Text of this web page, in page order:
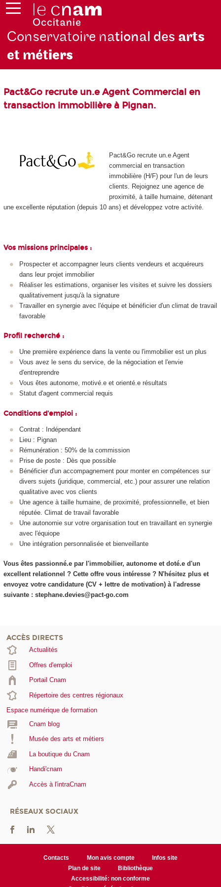
Conservatoire national des arts
et métiers
Pact&Go recrute un.e Agent Commercial en
transaction immobilière à Pignan.
Pact&Go recrute un.e Agent
commercial en transaction
immobilière (H/F) pour l'un de leurs
clients. Rejoignez une agence de
proximité, à taille humaine, détenant
une excellente réputation (depuis 10 ans) et développez votre activité.
Vos missions principales :
Prospecter et accompagner leurs clients vendeurs et acquéreurs
dans leur projet immobilier
Réaliser les estimations, organiser les visites et suivre les dossiers
qualitativement jusqu'à la signature
Travailler en synergie avec l'équipe et bénéficier d'un climat de travail
favorable
Profil recherché :
Une première expérience dans la vente ou l'immobilier est un plus
Vous avez le sens du service, de la négociation et l'envie
d'entreprendre
Vous êtes autonome, motivé.e et orienté.e résultats
Statut d'agent commercial requis
Conditions d'emploi :
Contrat : Indépendant
Lieu : Pignan
Rémunération : 50% de la commission
Prise de poste : Dès que possible
Bénéficier d'un accompagnement pour monter en compétences sur
divers sujets (juridique, commercial, etc.) pour assurer une relation
qualitative avec vos clients
Une agence à taille humaine, de proximité, professionnelle, et bien
réputée. Climat de travail favorable
Une autonomie sur votre organisation tout en travaillant en synergie
avec l'équiope
Une intégration personnalisée et bienveillante
Vous êtes passionné.e par l'immobilier, autonome et doté.e d'un
excellent relationnel ? Cette offre vous intéresse ? N'hésitez plus et
envoyez votre candidature (CV + lettre de motivation) à l'adresse
suivante : stephane.devies@pact-go.com
ACCÈS DIRECTS
Actualités
Offres d'emploi
Portail Cnam
Répertoire des centres régionaux
Espace numérique de formation
Cnam blog
Musée des arts et métiers
La boutique du Cnam
Handi'cnam
Accès à l'intraCnam
RÉSEAUX SOCIAUX
Contacts Mon avis compte
Infos site
Plan de site
Bibliothèque
Accessibilité: non conforme